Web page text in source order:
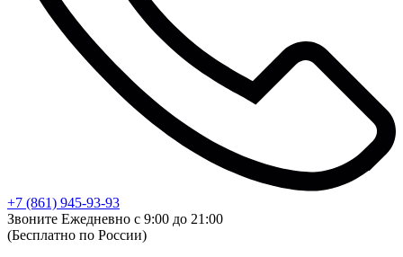
+7 (861) 945-93-93
Звоните Ежедневно с 9:00 до 21:00
(Бесплатно по России)